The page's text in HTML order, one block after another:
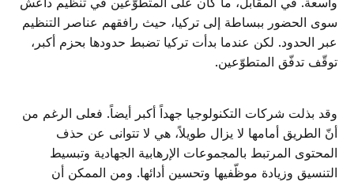
سوى الحضور ببساطة إلى تركيا، حيث رافقهم عناصر التنظيم
عبر الحدود. لكن عندما بدأت تركيا تضبط حدودها بحزم أكبر،
توقّف تدفّق المتطوّعين.
وقد بذلت شركات التكنولوجيا جهداً أكبر أيضاً. فعلى الرغم من
أنّ الطريق أمامها لا يزال طويلاً، هي لا تتوانى عن حذف
المحتوى المرتبط بالمجموعات الإرهابية الجهادية وتبسيط
التنسيق وزيادة موظّفيها وتحسين أدائها. ومن الممكن أن